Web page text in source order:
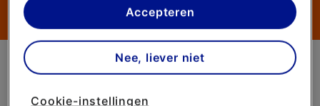
Televisie Kabel-tv
plaatsen we alleen strikt noodzakelijke cookies om
de website goed te laten werken. Dat betekent
dat we geen vormen van personalisatie
toepassen.
Accepteren
Nee, liever niet
Cookie-instellingen